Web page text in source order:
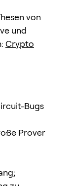
von
und
Crypto
Bugs
Prover